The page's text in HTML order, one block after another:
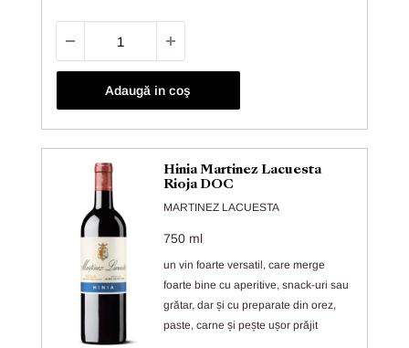
Adaugă in coş
Hinia Martinez Lacuesta
Rioja DOC
MARTINEZ LACUESTA
750 ml
un vin foarte versatil, care merge
foarte bine cu aperitive, snack-uri sau
grătar, dar și cu preparate din orez,
paste, carne și pește ușor prăjit